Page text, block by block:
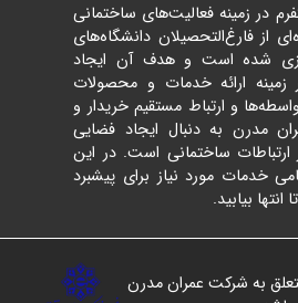
در زمینه فعالیت‌های ساختمانی
از فارغ‌التحصیلان دانشگاه‌های
شده است و هدف آن ایجاد
ارائه خدمات و محصولات
و ارتباط مستقیم خریدار و
مدرن به دنبال ایجاد فضایی
ساختمانی است. در این
خدمات مورد نیاز برای پیشبرد
انتها بیابید.
به شرکت عمران مدرن